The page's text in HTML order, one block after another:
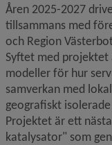
Åren 2025-2027
tillsammans med
och Region
Syftet med
modeller för hur
samverkan med
geografiskt
Projektet är ett
katalysator" som